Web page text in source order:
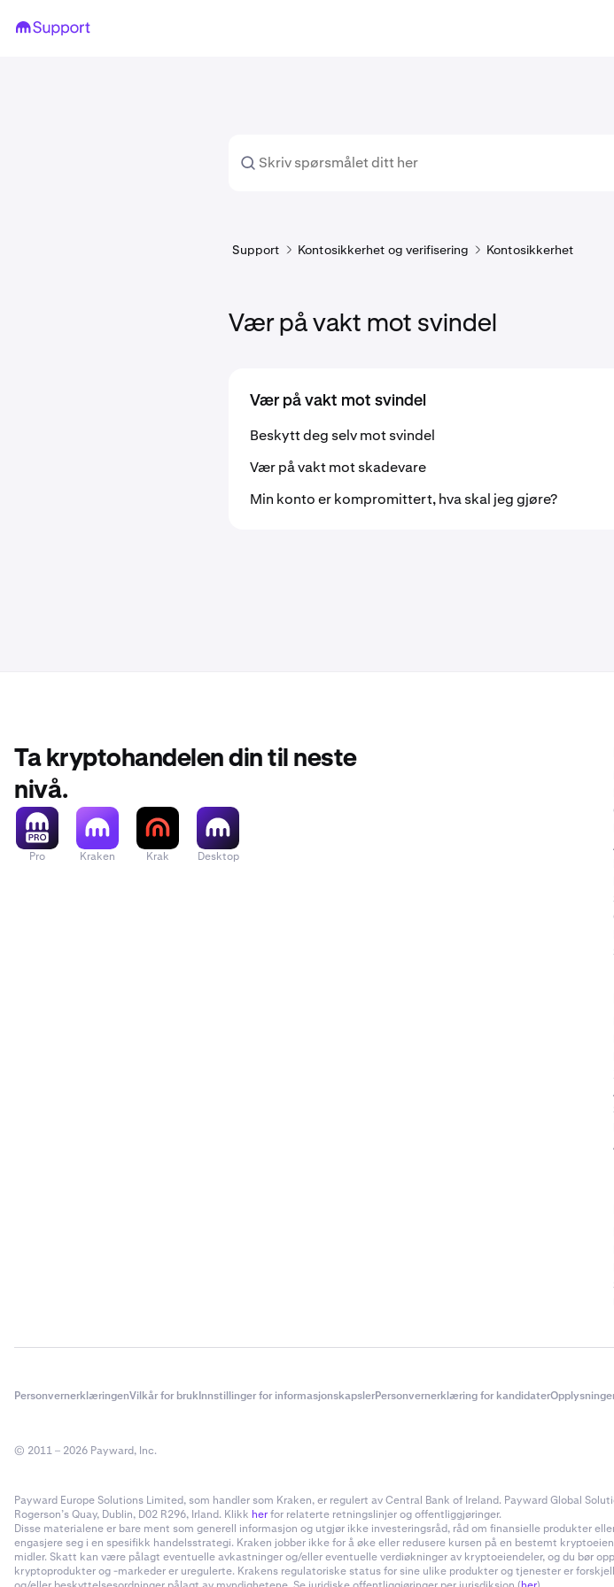
Support Kontosikkerhet og verifisering Kontosikkerhet
Vær på vakt mot svindel
Vær på vakt mot svindel
Beskytt deg selv mot svindel
Vær på vakt mot skadevare
Min konto er kompromittert, hva skal jeg gjøre?
Ta kryptohandelen din til neste
nivå.
Pro Kraken Krak Desktop
PersonvernerklæringenVilkår for brukInnstillinger for informasjonskapslerPersonvernerklæring for kandidater
© 2011 – 2026 Payward, Inc.
Payward Europe Solutions Limited, som handler som Kraken, er regulert av Central Bank of Ireland. Payward Global
Rogerson’s Quay, Dublin, D02 R296, Irland. Klikk herfor relaterte retningslinjer og offentliggjøringer.
Disse materialene er bare ment som generell informasjon og utgjør ikke investeringsråd, råd om finansielle produkter
engasjere seg i en spesifikk handelsstrategi. Kraken jobber ikke for å øke eller redusere kursen på en bestemt
midler. Skatt kan være pålagt eventuelle avkastninger og/eller eventuelle verdiøkninger av kryptoeiendeler, og du bør
kryptoprodukter og -markeder er uregulerte. Krakens regulatoriske status for sine ulike produkter og tjenester er